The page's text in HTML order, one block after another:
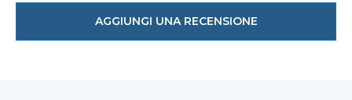
AGGIUNGI UNA RECENSIONE